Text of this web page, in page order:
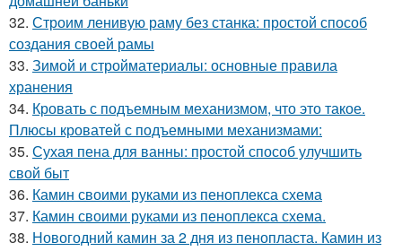
32. Строим ленивую раму без станка: простой способ
создания своей рамы
33. Зимой и стройматериалы: основные правила
хранения
34. Кровать с подъемным механизмом, что это такое.
Плюсы кроватей с подъемными механизмами:
35. Сухая пена для ванны: простой способ улучшить
свой быт
36. Камин своими руками из пеноплекса схема
37. Камин своими руками из пеноплекса схема.
38. Новогодний камин за 2 дня из пенопласта. Камин из